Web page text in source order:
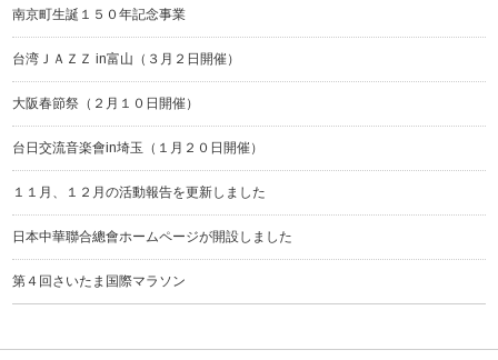
南京町生誕１５０年記念事業
台湾ＪＡＺＺ in富山（３月２日開催）
大阪春節祭（２月１０日開催）
台日交流音楽會in埼玉（１月２０日開催）
１１月、１２月の活動報告を更新しました
日本中華聯合總會ホームページが開設しました
第４回さいたま国際マラソン